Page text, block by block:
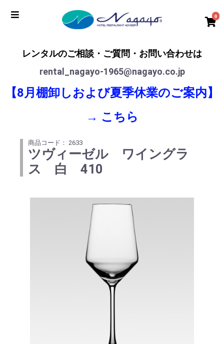
0
レンタルのご相談・ご質問・お問い合わせは
rental_nagayo-1965@nagayo.co.jp
【8月棚卸しおよび夏季休業のご案内】
→ こちら
商品コード： 2633
ツヴィーゼル ワイングラ
ス 白 410